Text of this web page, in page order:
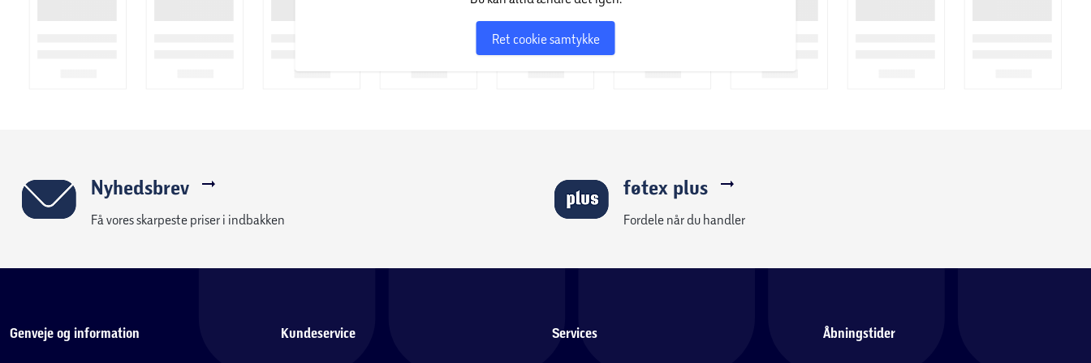
Ret cookie samtykke
Nyhedsbrev
Få vores skarpeste priser i indbakken
føtex plus
Fordele når du handler
Genveje og information Kundeservice Services Åbningstider